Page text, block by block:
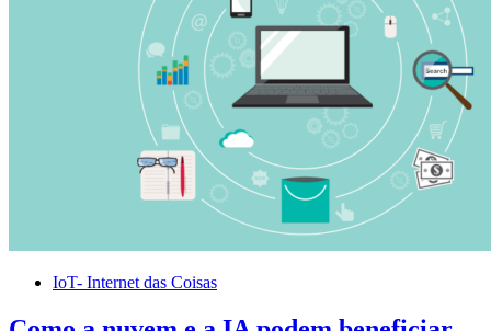
IoT- Internet das Coisas